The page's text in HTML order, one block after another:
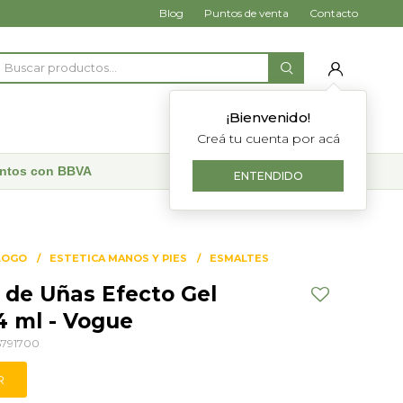
¡Bienvenido!
Creá tu cuenta por acá
ENTENDIDO
Blog Puntos de venta Contacto
con BBVA
ESTETICA MANOS Y PIES ESMALTES
Uñas Efecto Gel
ml - Vogue